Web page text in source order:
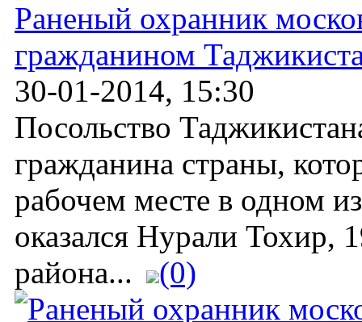
Раненый охранник
гражданином
30-01-2014, 15:30
Посольство
гражданина страны,
рабочем месте в одном
оказался Нурали Тохир,
района...
(0)